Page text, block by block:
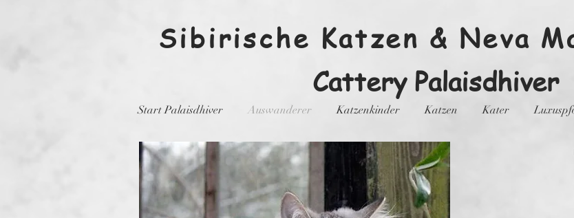
Cattery Palaisdhiver
Sibirische Katzen & Neva
Start Palaisdhiver Auswanderer Katzenkinder Katzen Kater